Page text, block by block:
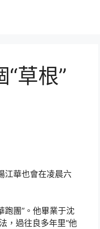
草根”
江華也會在凌晨六
跑團”。他畢業于沈
，過往良多年里“他